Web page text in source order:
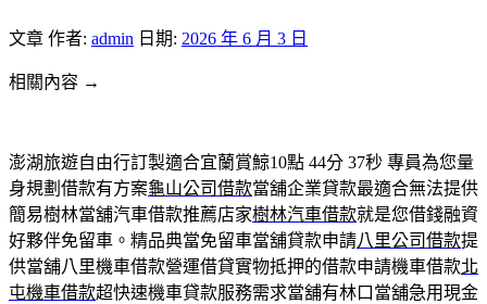
文章 作者: admin 日期: 2026 年 6 月 3 日
相關內容 →
澎湖旅遊自由行訂製適合宜蘭賞鯨10點 44分 37秒 專員為您量
身規劃借款有方案龜山公司借款當舖企業貸款最適合無法提供
簡易樹林當舖汽車借款推薦店家樹林汽車借款就是您借錢融資
好夥伴免留車。精品典當免留車當舖貸款申請八里公司借款提
供當舖八里機車借款營運借貸實物抵押的借款申請機車借款北
屯機車借款超快速機車貸款服務需求當舖有林口當舖急用現金